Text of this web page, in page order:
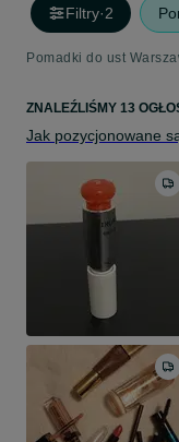
Filtry·2
Pomadki do ust
ZNALEŹLIŚMY 13
Jak pozycjonowane